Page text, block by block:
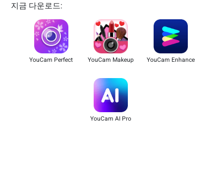
지금 다운로드:
YouCam Perfect YouCam Makeup YouCam Enhance
YouCam AI Pro